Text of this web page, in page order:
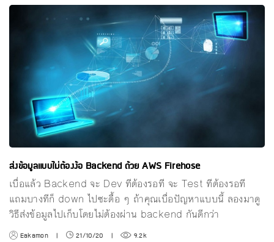
ส่งข้อมูลแบบไม่ต้องง้อ Backend ด้วย AWS Firehose
เบื่อแล้ว Backend จะ Dev ทีต้องรอที จะ Test ทีต้องรอที
แถมบางทีก็ down ไปซะดื้อ ๆ ถ้าคุณเบื่อปัญหาแบบนี้ ลองมาดู
วิธีส่งข้อมูลไปเก็บโดยไม่ต้องผ่าน backend กันดีกว่า
Eakamon | 21/10/20 | 9.2k